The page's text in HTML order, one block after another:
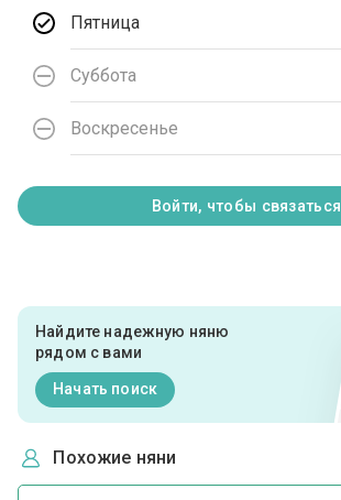
Пятница
Суббота
Воскресенье
Войти, чтобы связаться
Найдите надежную няню
рядом с вами
Начать поиск
Похожие няни